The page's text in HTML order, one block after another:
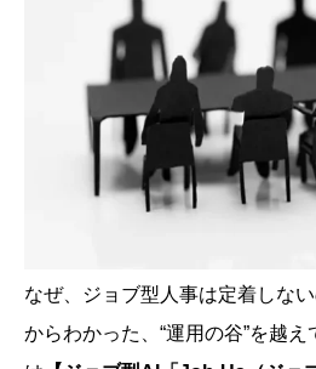
なぜ、ジョブ型人事は定着しな
からわかった、“運用の谷”を越